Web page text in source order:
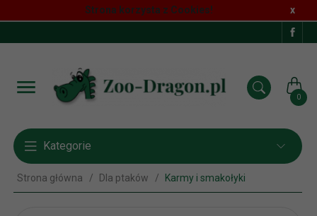
Strona korzysta z Cookies! x
0
Kategorie
Strona główna Dla ptaków Karmy i smakołyki